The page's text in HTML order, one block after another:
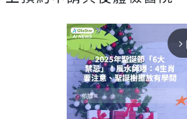
arrow_forward_ios